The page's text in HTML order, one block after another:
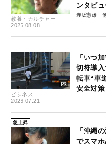
教養・カルチャー
2026.08.08
ンタビュ
赤坂憲雄
ビジネス
2026.07.21
「いつ
切符導
転車“車
安全対策
急上昇
「沖縄
でスマ